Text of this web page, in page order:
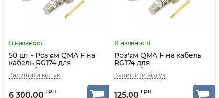
50 шт - Роз'єм QMA F на
кабель RG174 для
радіообладнання
6 300,00
Роз'єм QMA F на кабель
RG174 для
радіообладнання
125,00